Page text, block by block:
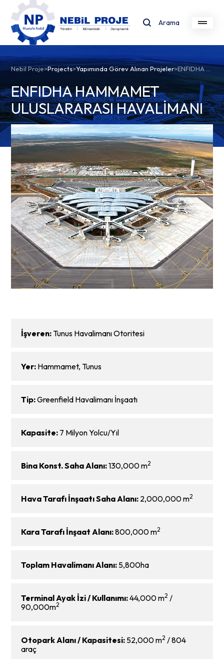
Arama
Nebil Proje>Projects>Yapımında Görev Alınan Projeler> ENFIDHA HAMMAMET ULUSLARARASI HAVALİMANI
ENFIDHA HAMMAMET
ULUSLARARASI HAVALİMANI
İşveren: Tunus Havalimanı Otoritesi
Yer: Hammamet, Tunus
Tip:Greenfield Havalimanı İnşaatı
Kapasite: 7 Milyon Yolcu/Yıl
Bina Konst. Saha Alanı:130,000 m2
Hava Tarafı İnşaatı Saha Alanı: 2,000,000 m2
Kara Tarafı İnşaat Alanı:800,000 m2
Toplam Havalimanı Alanı: 5,800ha
Terminal Ayak İzi / Kullanımı:44,000 m2 /
90,000m2
Otopark Alanı / Kapasitesi: 52,000 m2 / 804
araç